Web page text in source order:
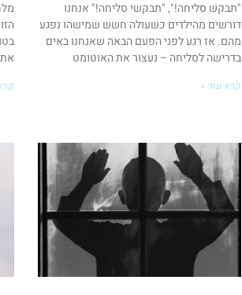
"תבקש סליחה!", "תבקשי סליחה!" אנחנו
דורשים מהילדים כשעולה חשש שמישהו נפגע
מהם. אז רגע לפני הפעם הבאה שאנחנו באים
בדרישה לסליחה – נעצור את האוטומט
קרא עוד »